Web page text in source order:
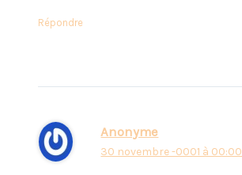
Répondre
Anonyme
30 novembre -0001 à 00:00